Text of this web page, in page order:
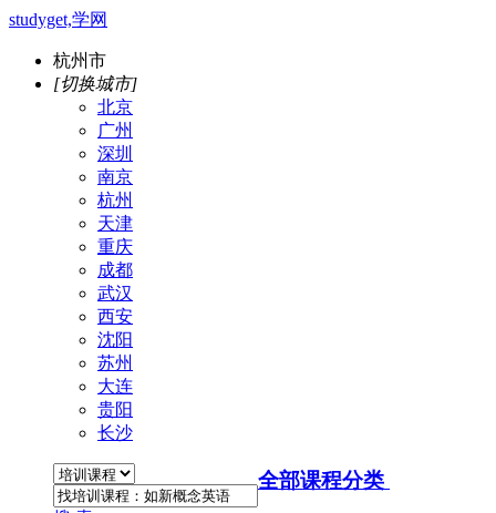
studyget,学网
杭州市
[切换城市]
北京
广州
深圳
南京
杭州
天津
重庆
成都
武汉
西安
沈阳
苏州
大连
贵阳
长沙
全部课程分类